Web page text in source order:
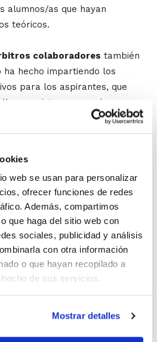
web se usan para personalizar
ofrecer funciones de redes
Además, compartimos
que haga del sitio web con
sociales, publicidad y análisis
con otra información
o que hayan recopilado a
de sus servicios.
Mostrar detalles
alumnos/as que hayan
teóricos.
colaboradores también
hecho impartiendo los
para los aspirantes, que
en pista y que se basan en
y mecánica arbitral.
por delante diversos
obtener el aprobado
la parte práctica bajo la
de la FBCV.
finalicen, los alumnos/as que
práctica serán incorporados
(CTA) para actuar en las
de actividades delPlan de
el Comité ya ha preparado